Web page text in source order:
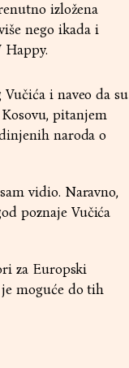
izložena
nego ikada i
Happy.
i naveo da su
pitanjem
naroda o
vidio. Naravno,
poznaje Vučića
za Europski
moguće do tih